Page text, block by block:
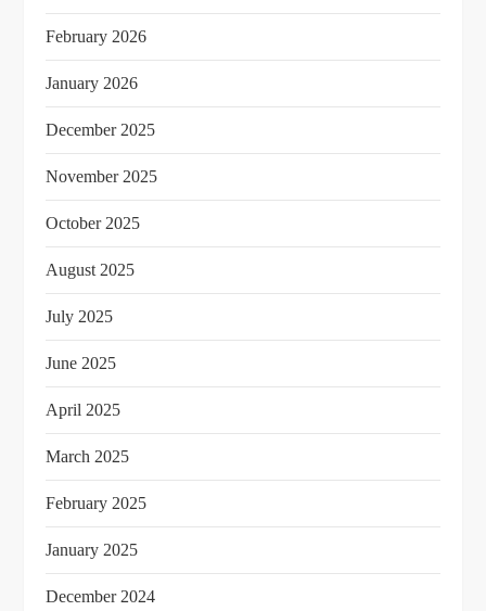
February 2026
January 2026
December 2025
November 2025
October 2025
August 2025
July 2025
June 2025
April 2025
March 2025
February 2025
January 2025
December 2024